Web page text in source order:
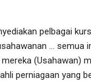
pelbagai
… semua
(Usahawan)
perniagaan yang